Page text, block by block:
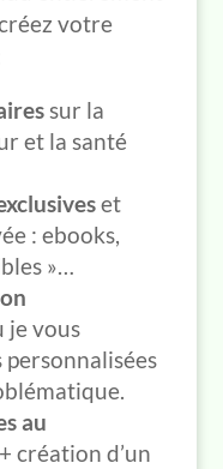
votre
sur la
et la santé
et
: ebooks,
»…
je vous
au
création d’un